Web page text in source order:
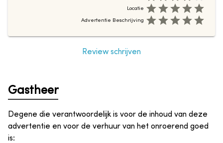
Locatie
Advertentie Beschrijving
Review schrijven
Gastheer
Degene die verantwoordelijk is voor de inhoud van deze
advertentie en voor de verhuur van het onroerend goed
is: